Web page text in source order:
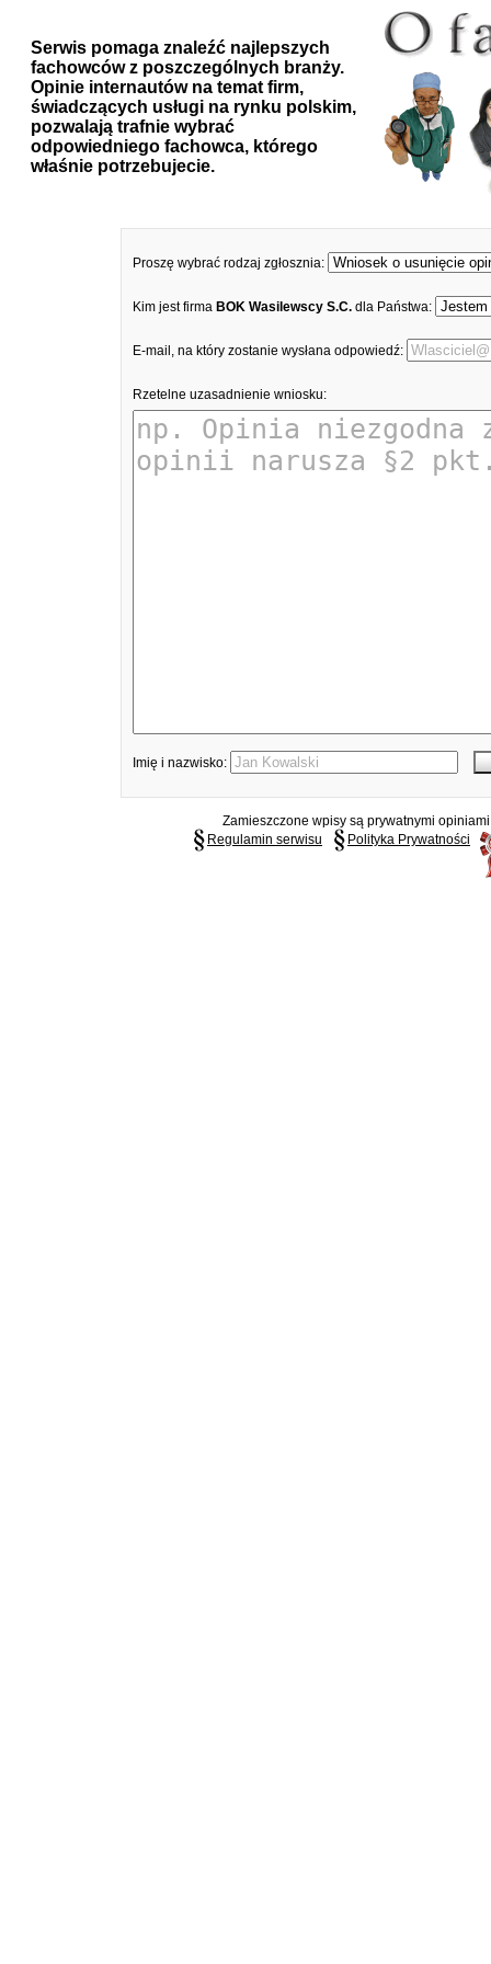
Serwis pomaga znaleźć najlepszych
fachowców z poszczególnych branży.
Opinie internautów na temat firm,
świadczących usługi na rynku polskim,
pozwalają trafnie wybrać
odpowiedniego fachowca, którego
właśnie potrzebujecie.
Proszę wybrać rodzaj zgłosznia:
Kim jest firma BOK Wasilewscy S.C. dla Państwa:
E-mail, na który zostanie wysłana odpowiedź:
Rzetelne uzasadnienie wniosku:
Imię i nazwisko:
Zamieszczone wpisy są prywatnymi
Regulamin serwisu
Polityka Prywatności